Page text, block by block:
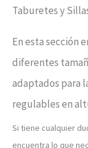
Taburetes y
En esta sección
diferentes
adaptados para
regulables en
Si tiene cualquier
encuentra lo que